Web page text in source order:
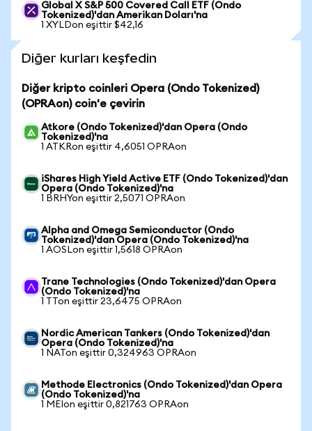
Global X S&P 500 Covered Call ETF (Ondo
Tokenized)'dan Amerikan Doları'na
1 XYLDon eşittir $42,16
Diğer kurları keşfedin
Diğer kripto coinleri Opera (Ondo Tokenized)
(OPRAon) coin'e çevirin
Atkore (Ondo Tokenized)'dan Opera (Ondo
Tokenized)'na
1 ATKRon eşittir 4,6051 OPRAon
iShares High Yield Active ETF (Ondo Tokenized)'dan
Opera (Ondo Tokenized)'na
1 BRHYon eşittir 2,5071 OPRAon
Alpha and Omega Semiconductor (Ondo
Tokenized)'dan Opera (Ondo Tokenized)'na
1 AOSLon eşittir 1,5618 OPRAon
Trane Technologies (Ondo Tokenized)'dan Opera
(Ondo Tokenized)'na
1 TTon eşittir 23,6475 OPRAon
Nordic American Tankers (Ondo Tokenized)'dan
Opera (Ondo Tokenized)'na
1 NATon eşittir 0,324963 OPRAon
Methode Electronics (Ondo Tokenized)'dan Opera
(Ondo Tokenized)'na
1 MEIon eşittir 0,821763 OPRAon